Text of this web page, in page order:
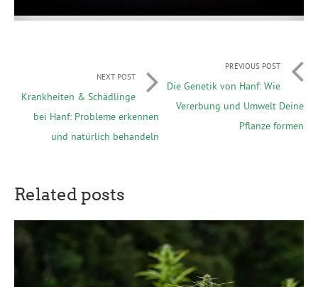
PREVIOUS POST
Die Genetik von Hanf: Wie
Vererbung und Umwelt Deine
Pflanze formen
NEXT POST
Krankheiten & Schädlinge
bei Hanf: Probleme erkennen
und natürlich behandeln
Related posts